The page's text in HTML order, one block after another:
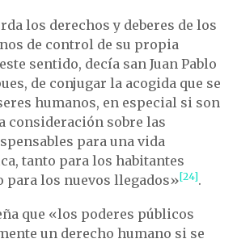
los derechos y deberes de los
de control de su propia
sentido, decía san Juan Pablo
de conjugar la acogida que se
humanos, en especial si son
consideración sobre las
para una vida
tanto para los habitantes
los nuevos llegados»[24].
que «los poderes públicos
un derecho humano si se